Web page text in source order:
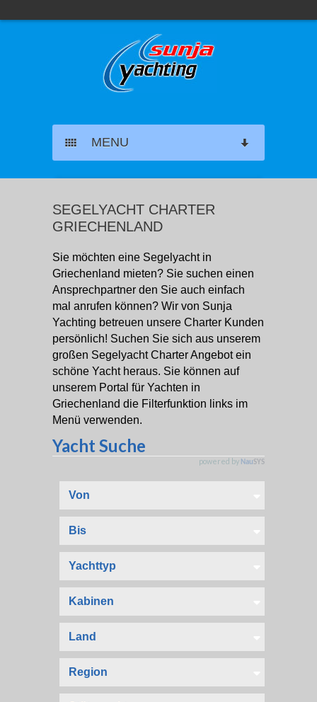
MENU
SEGELYACHT CHARTER
KATAMARAN CHARTER
MOTORYACHT CHARTER
MARINAS GRIECHENLAND
SEGELYACHT CHARTER
GRIECHENLAND
Sie möchten eine Segelyacht in
Griechenland mieten? Sie suchen einen
Ansprechpartner den Sie auch einfach
mal anrufen können? Wir von Sunja
Yachting betreuen unsere Charter Kunden
persönlich! Suchen Sie sich aus unserem
großen Segelyacht Charter Angebot ein
schöne Yacht heraus. Sie können auf
unserem Portal für Yachten in
Griechenland die Filterfunktion links im
Menü verwenden.